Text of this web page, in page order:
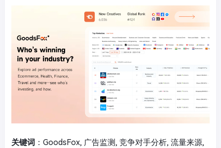
关键词 ：GoodsFox, 广告监测, 竞争对手分析, 流量来源,